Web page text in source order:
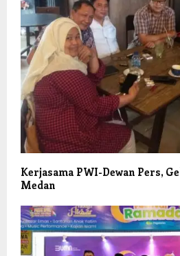
Kerjasama PWI-Dewan Pers,
Medan